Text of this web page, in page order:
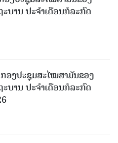
ບານ ປະຈຳເດືອນກໍລະກົດ
ອງປະຊຸມສະໄໝສາມັນຂອງ
ບານ ປະຈໍາເດືອນກໍລະກົດ